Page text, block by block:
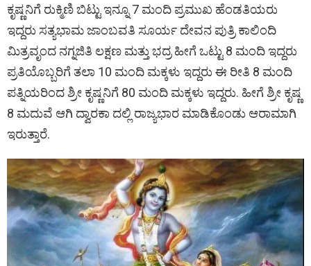
ಕೃಷ್ಣನಿಗೆ ರುಕ್ಮಿಣಿ ಬಿಟ್ಟು ಇನ್ನೂ 7 ಮಂದಿ ಪ್ರಮುಖ ಹೆಂಡತಿಯರು
ಇದ್ದರು ಸತ್ಯಭಾಮ ಜಾಂಬವತಿ ಸೂರ್ಯ ದೇವನ ಪುತ್ರಿ ಕಾಲಿಂದಿ
ಮಿತ್ರವೃಂದ ನಗ್ನಜಿತಿ ಲಕ್ಷಣ ಮತ್ತು ಭದ್ರ ಹೀಗೆ ಒಟ್ಟು 8 ಮಂದಿ ಇದ್ದರು
ಪ್ರತಿಯೊಬ್ಬರಿಗೆ ತಲಾ 10 ಮಂದಿ ಮಕ್ಕಳು ಇದ್ದರು ಈ ರೀತಿ 8 ಮಂದಿ
ಪತ್ನಿಯರಿಂದ ಶ್ರೀ ಕೃಷ್ಣನಿಗೆ 80 ಮಂದಿ ಮಕ್ಕಳು ಇದ್ದರು. ಹೀಗೆ ಶ್ರೀ ಕೃಷ್ಣ
8 ಮದುವೆ ಆಗಿ ದ್ವಾರಕಾ ದಲ್ಲಿ ರಾಜ್ಯಭಾರ ಮಾಡಿಕೊಂಡು ಆರಾಮಾಗಿ
ಇರುತ್ತಾರೆ.